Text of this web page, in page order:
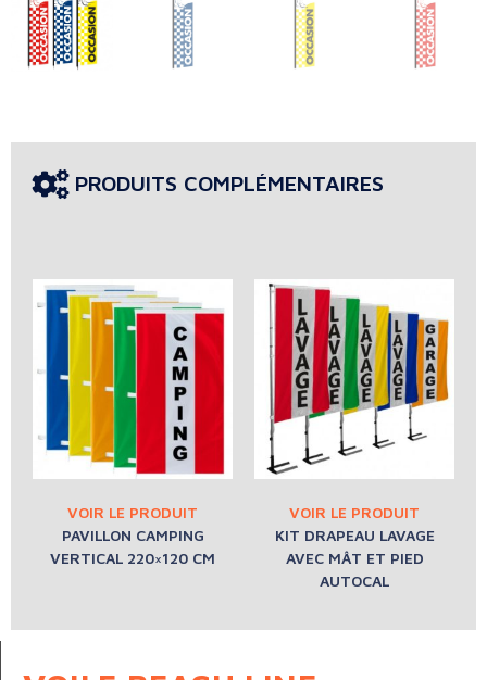
PRODUITS COMPLÉMENTAIRES
PAVILLON CAMPING
VERTICAL 220×120 CM
KIT DRAPEAU LAVAGE
AVEC MÂT ET PIED
AUTOCAL